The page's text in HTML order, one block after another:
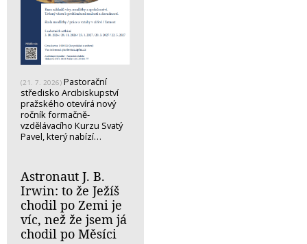
(21. 7. 2026) Pastorační
středisko Arcibiskupství
pražského otevírá nový
ročník formačně-
vzdělávacího Kurzu Svatý
Pavel, který nabízí…
Astronaut J. B.
Irwin: to že Ježíš
chodil po Zemi je
víc, než že jsem já
chodil po Měsíci